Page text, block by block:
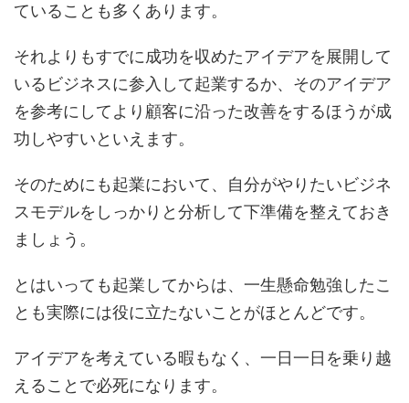
ていることも多くあります。
それよりもすでに成功を収めたアイデアを展開して
いるビジネスに参入して起業するか、そのアイデア
を参考にしてより顧客に沿った改善をするほうが成
功しやすいといえます。
そのためにも起業において、自分がやりたいビジネ
スモデルをしっかりと分析して下準備を整えておき
ましょう。
とはいっても起業してからは、一生懸命勉強したこ
とも実際には役に立たないことがほとんどです。
アイデアを考えている暇もなく、一日一日を乗り越
えることで必死になります。